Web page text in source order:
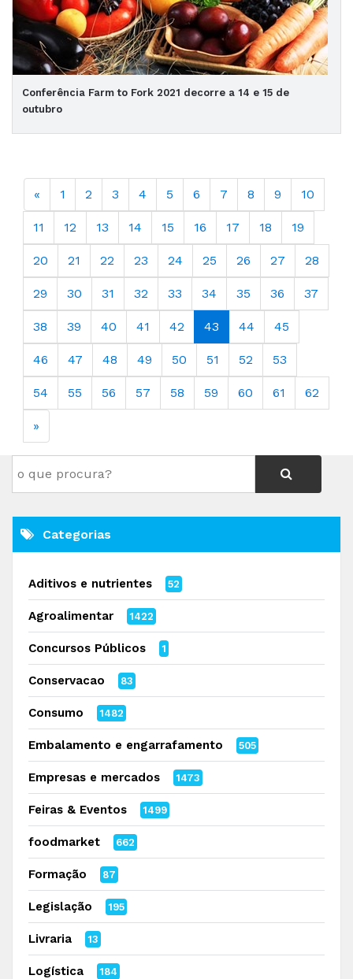
Conferência Farm to Fork 2021 decorre a 14 e 15 de
outubro
« 1 2 3 4 5 6 7 8 9 10
11 12 13 14 15 16 17 18 19
20 21 22 23 24 25 26 27 28
29 30 31 32 33 34 35 36 37
38 39 40 41 42 43 44 45
46 47 48 49 50 51 52 53
54 55 56 57 58 59 60 61 62
»
Categorias
Aditivos e nutrientes 52
Agroalimentar 1422
Concursos Públicos 1
Conservacao 83
Consumo 1482
Embalamento e engarrafamento 505
Empresas e mercados 1473
Feiras & Eventos 1499
foodmarket 662
Formação 87
Legislação 195
Livraria 13
Logística 184